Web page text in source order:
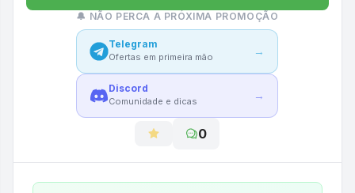
🔔 NÃO PERCA A PRÓXIMA PROMOÇÃO
Telegram
Ofertas em primeira mão →
Discord
Comunidade e dicas →
0